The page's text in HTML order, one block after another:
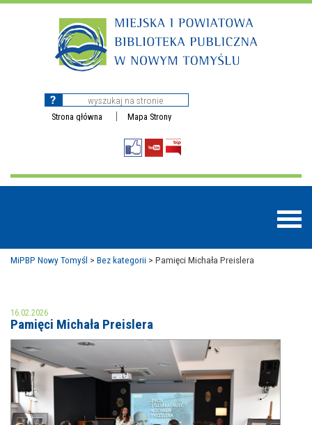
Strona główna Mapa Strony
MOJE KONTO
AKTUALNOŚCI
NAJBLIŻSZE WYDARZENIA
NASZA OFERTA
MiPBP Nowy Tomyśl > Bez kategorii > Pamięci Michała Preislera
16.02.2026
Pamięci Michała Preislera